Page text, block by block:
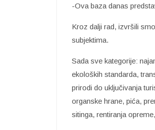
-Ova baza danas
Kroz dalji rad, izvršili
subjektima.
Sada sve kategorije:
ekoloških standarda,
prirodi do uključivanja
organske hrane, pića,
sitinga, rentiranja